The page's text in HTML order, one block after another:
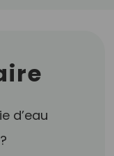
d’eau